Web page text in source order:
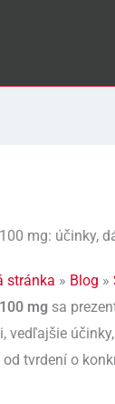
mg: účinky,
stránka » Blog »
mgsa
vedľajšie
tvrdení o